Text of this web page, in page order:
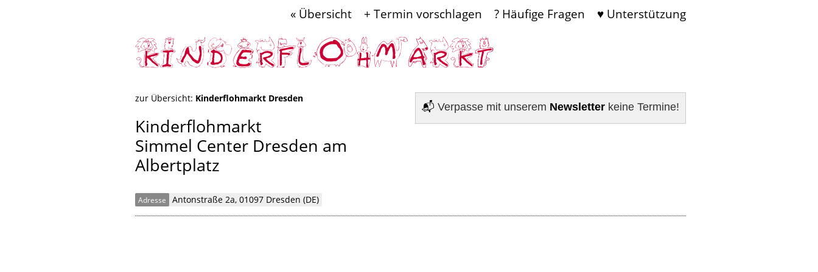
« Übersicht + Termin vorschlagen ? Häufige Fragen ♥ Unterstützung
📬 Verpasse mit unserem Newsletter keine Termine!
zur Übersicht: Kinderflohmarkt Dresden
Kinderflohmarkt
Simmel Center Dresden am
Albertplatz
Adresse Antonstraße 2a, 01097 Dresden (DE)